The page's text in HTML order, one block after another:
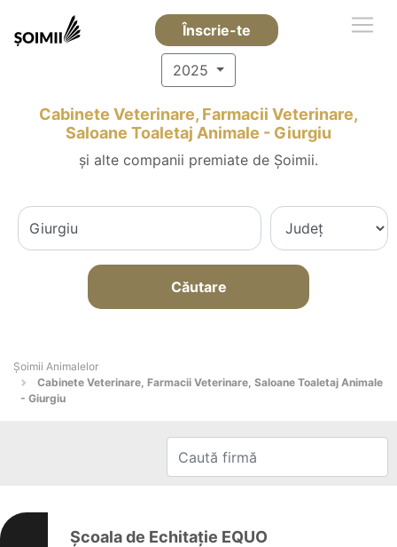
Înscrie-te
2025
Cabinete Veterinare, Farmacii Veterinare,
Saloane Toaletaj Animale - Giurgiu
și alte companii premiate de Șoimii.
Căutare
Şoimii Animalelor
Cabinete Veterinare, Farmacii Veterinare, Saloane Toaletaj Animale
- Giurgiu
Școala de Echitație EQUO